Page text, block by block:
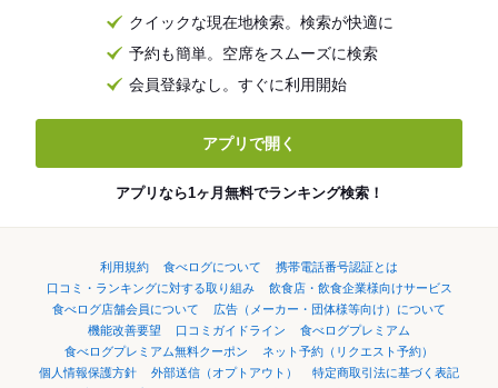
クイックな現在地検索。検索が快適に
予約も簡単。空席をスムーズに検索
会員登録なし。すぐに利用開始
アプリで開く
アプリなら1ヶ月無料でランキング検索！
利用規約 食べログについて
携帯電話番号認証とは
口コミ・ランキングに対する取り組み
飲食店・飲食企業様向けサービス
食べログ店舗会員について
広告（メーカー・団体様等向け）について
機能改善要望
口コミガイドライン
食べログプレミアム
食べログプレミアム無料クーポン
ネット予約（リクエスト予約）
個人情報保護方針
外部送信（オプトアウト）
特定商取引法に基づく表記